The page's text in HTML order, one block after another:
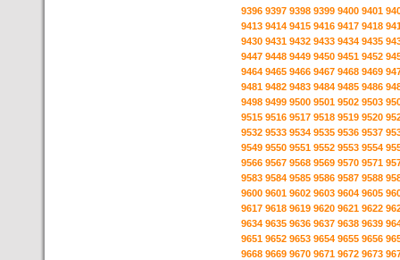
9396 9397 9398 9399 9400 9401
9413 9414 9415 9416 9417 9418
9430 9431 9432 9433 9434 9435
9447 9448 9449 9450 9451 9452
9464 9465 9466 9467 9468 9469
9481 9482 9483 9484 9485 9486
9498 9499 9500 9501 9502 9503
9515 9516 9517 9518 9519 9520
9532 9533 9534 9535 9536 9537
9549 9550 9551 9552 9553 9554
9566 9567 9568 9569 9570 9571
9583 9584 9585 9586 9587 9588
9600 9601 9602 9603 9604 9605
9617 9618 9619 9620 9621 9622
9634 9635 9636 9637 9638 9639
9651 9652 9653 9654 9655 9656
9668 9669 9670 9671 9672 9673